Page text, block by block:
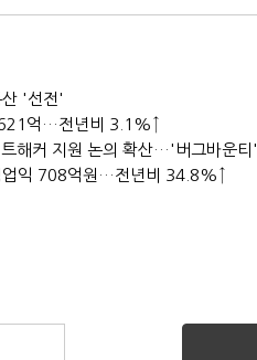
산 '선전'
억…전년비 3.1%↑
업익 708억원…전년비 34.8%↑